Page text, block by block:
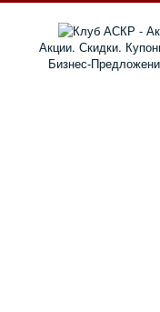
Акции. Скидки.
Бизнес-